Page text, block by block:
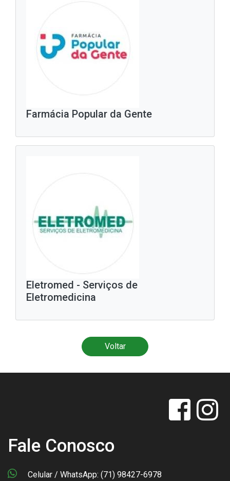
Farmácia Popular da Gente
Eletromed - Serviços de
Eletromedicina
Voltar
Fale Conosco
Celular / WhatsApp: (71) 98427-6978